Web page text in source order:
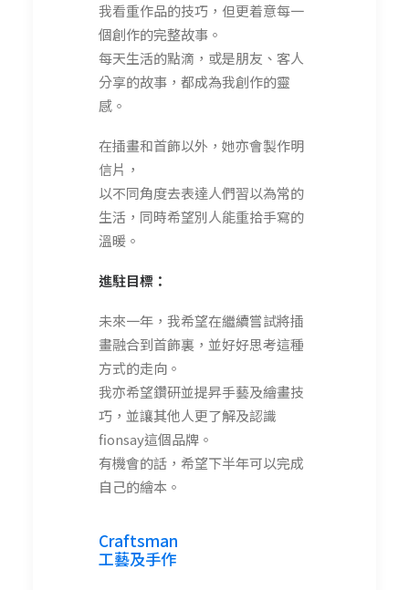
我看重作品的技巧，但更着意每一
個創作的完整故事。
每天生活的點滴，或是朋友、客人
分享的故事，都成為我創作的靈
感。
在插畫和首飾以外，她亦會製作明
信片，
以不同角度去表達人們習以為常的
生活，同時希望別人能重拾手寫的
溫暖。
進駐目標：
未來一年，我希望在繼續嘗試將插
畫融合到首飾裏，並好好思考這種
方式的走向。
我亦希望鑽研並提昇手藝及繪畫技
巧，並讓其他人更了解及認識
fionsay這個品牌。
有機會的話，希望下半年可以完成
自己的繪本。
Craftsman
工藝及手作